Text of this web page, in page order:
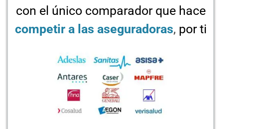
con el único comparador que hace
competir a las aseguradoras, por ti